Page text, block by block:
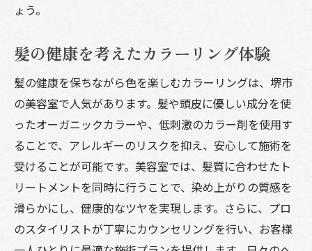
ょう。
髪の健康を考えたカラーリング体験
髪の健康を保ちながら色を楽しむカラーリングは、堺市
の美容室で人気があります。髪や頭皮に優しい成分を使
ったオーガニックカラーや、低刺激のカラー剤を使用す
ることで、アレルギーのリスクを抑え、安心して施術を
受けることが可能です。美容室では、髪質に合わせたト
リートメントを同時に行うことで、染め上がりの質感を
滑らかにし、健康的なツヤを実現します。さらに、プロ
のスタイリストが丁寧にカウンセリングを行い、お客様